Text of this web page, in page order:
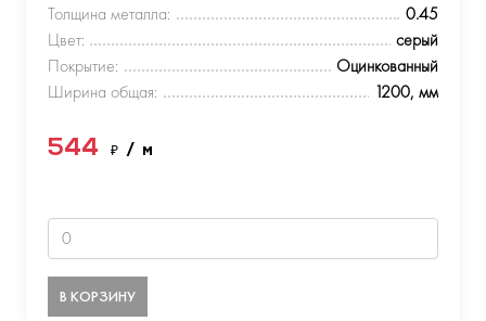
Толщина металла:
0.45
Цвет:
серый
Покрытие:
Оцинкованный
Ширина общая:
1200, мм
544 ₽ / м
В КОРЗИНУ